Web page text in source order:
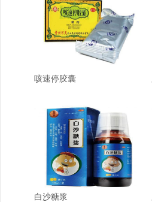
咳速停胶囊
白沙糖浆